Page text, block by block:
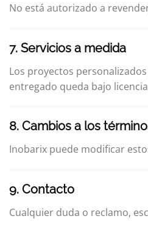
No está autorizado a
7. Servicios a medida
Los proyectos
entregado queda bajo
8. Cambios a los
Inobarix puede modificar
9. Contacto
Cualquier duda o reclamo,